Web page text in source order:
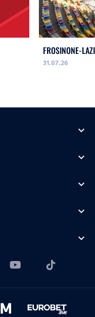
FROSINONE-
31.07.26
expand_more
expand_more
expand_more
expand_more
expand_more